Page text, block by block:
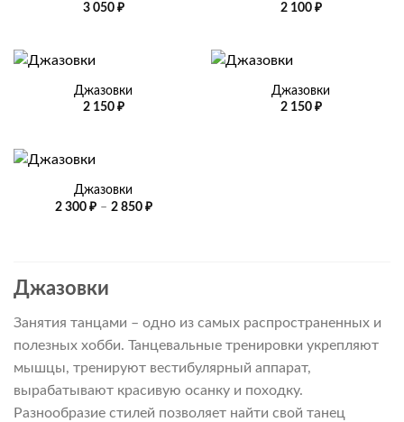
3 050 ₽
2 100 ₽
Джазовки
2 150 ₽
Джазовки
2 150 ₽
Джазовки
2 300 ₽ – 2 850 ₽Диапазон
Джазовки
Занятия танцами – одно из самых распространенных и
полезных хобби. Танцевальные тренировки укрепляют
мышцы, тренируют вестибулярный аппарат,
вырабатывают красивую осанку и походку.
Разнообразие стилей позволяет найти свой танец